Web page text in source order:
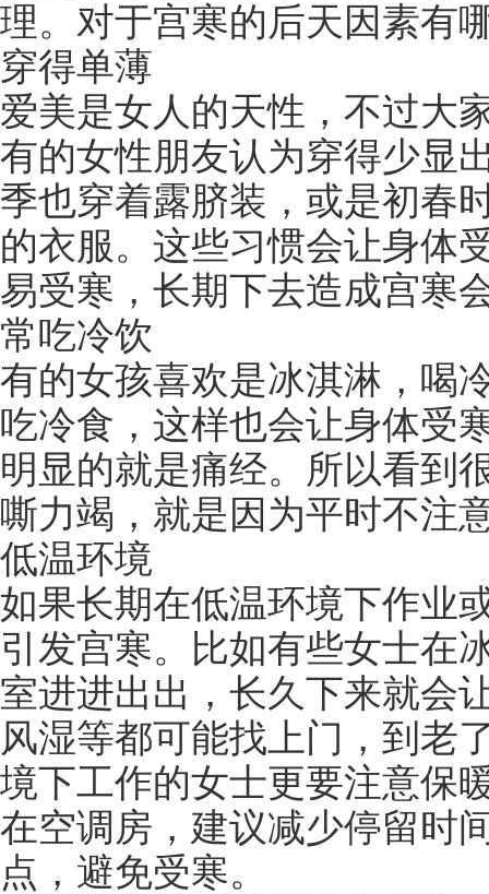
理。对于宫寒的后天因素有
穿得单薄
爱美是女人的天性，不过大
有的女性朋友认为穿得少显
季也穿着露脐装，或是初春
的衣服。这些习惯会让身体
易受寒，长期下去造成宫寒
常吃冷饮
有的女孩喜欢是冰淇淋，喝
吃冷食，这样也会让身体受
明显的就是痛经。所以看到
嘶力竭，就是因为平时不注
低温环境
如果长期在低温环境下作业
引发宫寒。比如有些女士在
室进进出出，长久下来就会
风湿等都可能找上门，到老
境下工作的女士更要注意保
在空调房，建议减少停留时
点，避免受寒。